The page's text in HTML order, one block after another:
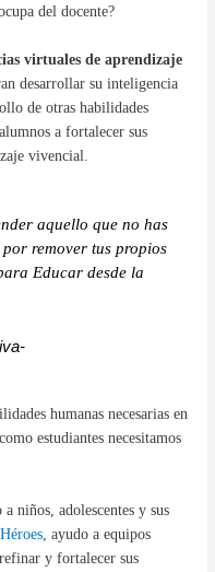
del docente?
virtuales de aprendizaje
desarrollar su inteligencia
de otras habilidades
a fortalecer sus
vivencial.
aquello que no has
remover tus propios
Educar desde la
humanas necesarias en
estudiantes necesitamos
niños, adolescentes y sus
, ayudo a equipos
y fortalecer sus